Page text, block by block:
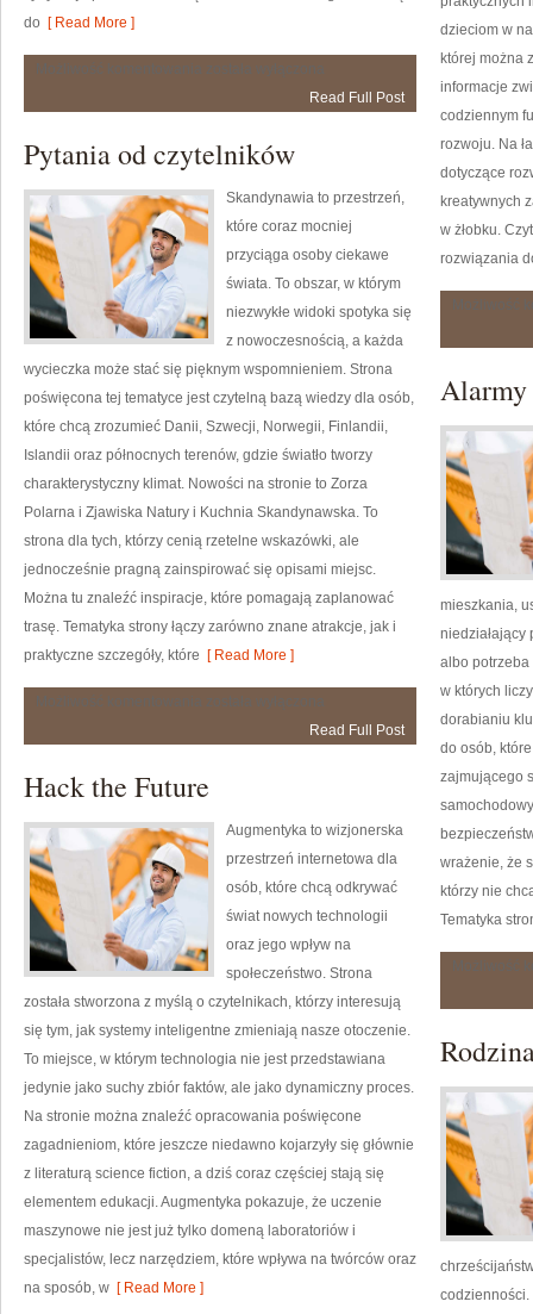
do [ Read More ]
Read Full Post
dzieciom w
której można
informacje
codziennym
rozwoju. Na
dotyczące
kreatywnych
w żłobku.
rozwiązania
Pytania od czytelników
Skandynawia to przestrzeń,
które coraz mocniej
przyciąga osoby ciekawe
świata. To obszar, w którym
niezwykłe widoki spotyka się
z nowoczesnością, a każda
wycieczka może stać się pięknym wspomnieniem. Strona
poświęcona tej tematyce jest czytelną bazą wiedzy dla osób,
które chcą zrozumieć Danii, Szwecji, Norwegii, Finlandii,
Islandii oraz północnych terenów, gdzie światło tworzy
charakterystyczny klimat. Nowości na stronie to Zorza
Polarna i Zjawiska Natury i Kuchnia Skandynawska. To
strona dla tych, którzy cenią rzetelne wskazówki, ale
jednocześnie pragną zainspirować się opisami miejsc.
Można tu znaleźć inspiracje, które pomagają zaplanować
trasę. Tematyka strony łączy zarówno znane atrakcje, jak i
praktyczne szczegóły, które [ Read More ]
Read Full Post
Alarmy
mieszkania,
niedziałający
albo
w których
dorabianiu
do osób,
zajmującego
wrażenie, że
którzy nie
Tematyka
Hack the Future
Augmentyka to wizjonerska
przestrzeń internetowa dla
osób, które chcą odkrywać
świat nowych technologii
oraz jego wpływ na
społeczeństwo. Strona
została stworzona z myślą o czytelnikach, którzy interesują
się tym, jak systemy inteligentne zmieniają nasze otoczenie.
To miejsce, w którym technologia nie jest przedstawiana
jedynie jako suchy zbiór faktów, ale jako dynamiczny proces.
Na stronie można znaleźć opracowania poświęcone
zagadnieniom, które jeszcze niedawno kojarzyły się głównie
z literaturą science fiction, a dziś coraz częściej stają się
elementem edukacji. Augmentyka pokazuje, że uczenie
maszynowe nie jest już tylko domeną laboratoriów i
specjalistów, lecz narzędziem, które wpływa na twórców oraz
na sposób, w [ Read More ]
codzienności.